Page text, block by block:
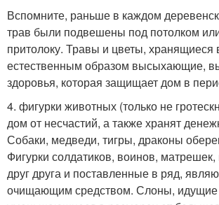
Вспомните, раньше в каждом
трав были подвешены под потолком
притолоку. Травы и цветы, хранящиеся
естественным образом высыхающие,
здоровья, которая защищает дом в
4. фигурки животных (только не
дом от несчастий, а также хранят
Собаки, медведи, тигры, драконы
Фигурки солдатиков, воинов,
друг друга и поставленные в ряд,
очищающим средством. Слоны, идущие